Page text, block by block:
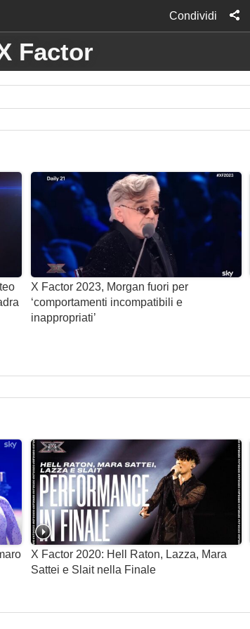
Condividi
Factor
X Factor 2023, Morgan fuori per
‘comportamenti incompatibili e
inappropriati’
X Factor 2020: Hell Raton, Lazza, Mara
Sattei e Slait nella Finale